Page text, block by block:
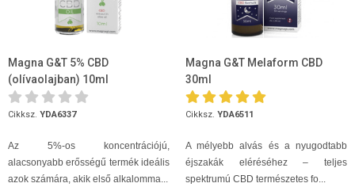
Magna G&T 5% CBD
(olívaolajban) 10ml
Cikksz. YDA6337
Az 5%-os koncentrációjú,
alacsonyabb erősségű termék ideális
azok számára, akik első alkalomma...
Magna G&T Melaform CBD
30ml
Cikksz. YDA6511
A mélyebb alvás és a nyugodtabb
éjszakák eléréséhez – teljes
spektrumú CBD természetes fo...